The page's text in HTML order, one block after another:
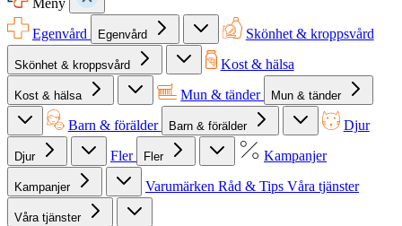
Meny
Egenvård
Egenvård Skönhet & kroppsvård
Skönhet & kroppsvård Kost & hälsa
Kost & hälsa Mun & tänder Mun & tänder
Barn & förälder Barn & förälder Djur
Djur Fler Fler Kampanjer
Kampanjer Varumärken Råd & Tips Våra tjänster
Våra tjänster